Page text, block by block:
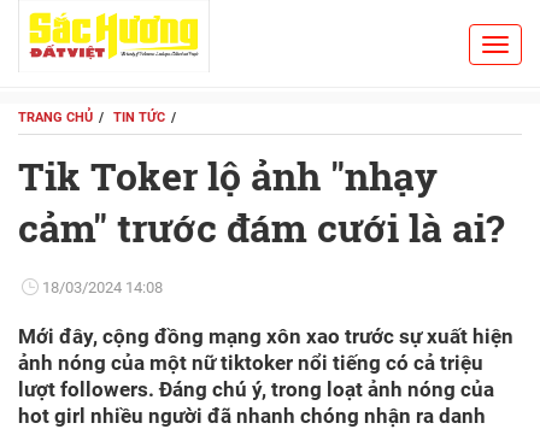
TRANG CHỦ TIN TỨC
Tik Toker lộ ảnh "nhạy
cảm" trước đám cưới là ai?
18/03/2024 14:08
Mới đây, cộng đồng mạng xôn xao trước sự xuất hiện
ảnh nóng của một nữ tiktoker nổi tiếng có cả triệu
lượt followers. Đáng chú ý, trong loạt ảnh nóng của
hot girl nhiều người đã nhanh chóng nhận ra danh